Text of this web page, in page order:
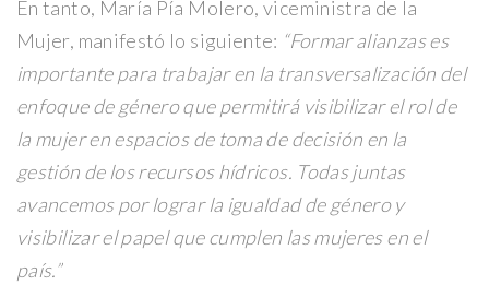
En tanto, María Pía Molero, viceministra de la
Mujer, manifestó lo siguiente: “Formar alianzas es
importante para trabajar en la transversalización del
enfoque de género que permitirá visibilizar el rol de
la mujer en espacios de toma de decisión en la
gestión de los recursos hídricos. Todas juntas
avancemos por lograr la igualdad de género y
visibilizar el papel que cumplen las mujeres en el
país.”